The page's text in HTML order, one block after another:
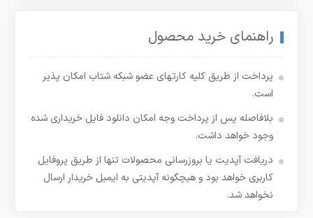
راهنمای خرید محصول
پرداخت از طریق کلیه کارتهای عضو شبکه شتاب امکان پذیر
است.
بلافاصله پس از پرداخت وجه امکان دانلود فایل خریداری شده
وجود خواهد داشت.
دریافت آپدیت یا بروزرسانی محصولات تنها از طریق پروفایل
کاربری خواهد بود و هیچگونه آپدیتی به ایمیل خریدار ارسال
نخواهد شد.